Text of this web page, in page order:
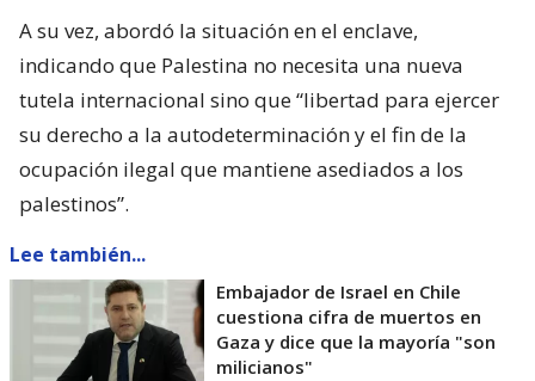
A su vez, abordó la situación en el enclave,
indicando que Palestina no necesita una nueva
tutela internacional sino que “libertad para ejercer
su derecho a la autodeterminación y el fin de la
ocupación ilegal que mantiene asediados a los
palestinos”.
Lee también...
Embajador de Israel en Chile
cuestiona cifra de muertos en
Gaza y dice que la mayoría "son
milicianos"